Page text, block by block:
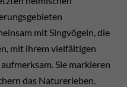
mit Singvögeln, die
mit ihrem vielfältigen
Sie markieren
das Naturerleben.